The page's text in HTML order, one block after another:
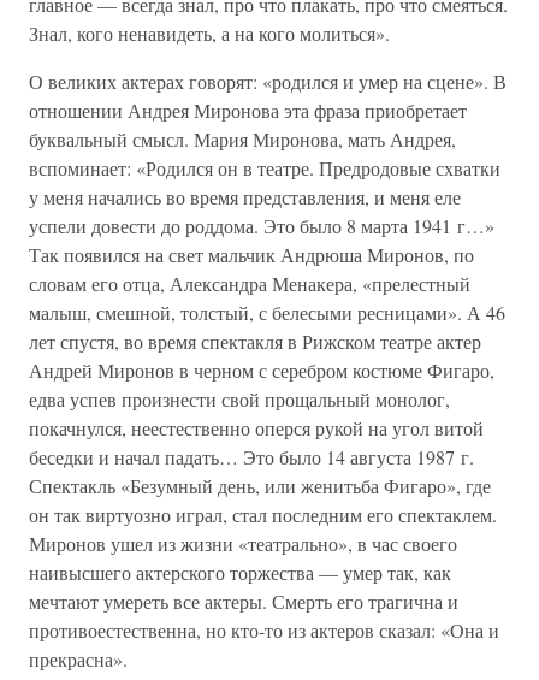
Знал, кого ненавидеть, а на кого молиться».
О великих актерах говорят: «родился и умер на сцене». В
отношении Андрея Миронова эта фраза приобретает
буквальный смысл. Мария Миронова, мать Андрея,
вспоминает: «Родился он в театре. Предродовые схватки
у меня начались во время представления, и меня еле
успели довести до роддома. Это было 8 марта 1941 г…»
Так появился на свет мальчик Андрюша Миронов, по
словам его отца, Александра Менакера, «прелестный
малыш, смешной, толстый, с белесыми ресницами». А 46
лет спустя, во время спектакля в Рижском театре актер
Андрей Миронов в черном с серебром костюме Фигаро,
едва успев произнести свой прощальный монолог,
покачнулся, неестественно оперся рукой на угол витой
беседки и начал падать… Это было 14 августа 1987 г.
Спектакль «Безумный день, или женитьба Фигаро», где
он так виртуозно играл, стал последним его спектаклем.
Миронов ушел из жизни «театрально», в час своего
наивысшего актерского торжества — умер так, как
мечтают умереть все актеры. Смерть его трагична и
противоестественна, но кто-то из актеров сказал: «Она и
прекрасна».